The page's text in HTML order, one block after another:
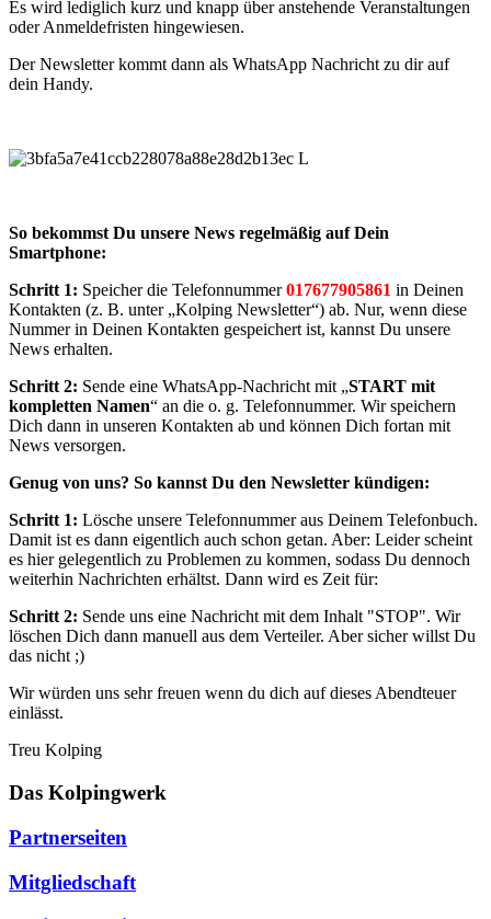
Es wird lediglich kurz und knapp über anstehende Veranstaltungen
oder Anmeldefristen hingewiesen.
Der Newsletter kommt dann als WhatsApp Nachricht zu dir auf
dein Handy.
So bekommst Du unsere News regelmäßig auf Dein
Smartphone:
Schritt 1: Speicher die Telefonnummer017677905861 in Deinen
Kontakten (z. B. unter „Kolping Newsletter“) ab. Nur, wenn diese
Nummer in Deinen Kontakten gespeichert ist, kannst Du unsere
News erhalten.
Schritt 2: Sende eine WhatsApp-Nachricht mit „START mit
kompletten Namen“ an die o. g. Telefonnummer. Wir speichern
Dich dann in unseren Kontakten ab und können Dich fortan mit
News versorgen.
Genug von uns? So kannst Du den Newsletter kündigen:
Schritt 1: Lösche unsere Telefonnummer aus Deinem Telefonbuch.
Damit ist es dann eigentlich auch schon getan. Aber: Leider scheint
es hier gelegentlich zu Problemen zu kommen, sodass Du dennoch
weiterhin Nachrichten erhältst. Dann wird es Zeit für:
Schritt 2: Sende uns eine Nachricht mit dem Inhalt "STOP". Wir
löschen Dich dann manuell aus dem Verteiler. Aber sicher willst Du
das nicht ;)
Wir würden uns sehr freuen wenn du dich auf dieses Abendteuer
einlässt.
Treu Kolping
Das Kolpingwerk
Partnerseiten
Mitgliedschaft